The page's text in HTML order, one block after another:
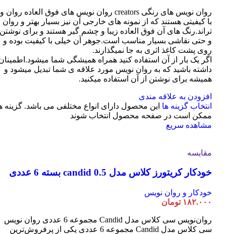
روان نویس های رنگی creators روان نویس های فوق العاده روان و
با کیفیتی هستند که از نمونه های خارجی آن نیز بسیار بهتر و روان
تراند.رنگ های آن فوق العاده زیبا و چشم گیر هستند و برای نوشتن
و حتی نقاشی بسیار مناسب است.جوهر آن خیلی با کیفیت بوده و
روی پشت کاغذ اثری به جا نمیگذارند.
اگر یک بار از آن استفاده کنید همراه همیشگی شما
داشته باشید که به روان نویس مورد علاقه ی شما تبدیل میشود و
همیشه برای نوشتن از آن استفاده میکنید.
افزودن به علاقه مندی
انتخاب گزینه ها این محصول دارای انواع مختلفی می باشد. گزینه
ممکن است در صفحه محصول انتخاب شوند
مشاهده سریع
مقایسه
خودکار کریتورز کلاس مدل candid 0.5 بسته 6 عددی
خودکار و روان نویس
۱۸۲.۰۰۰ تومان
روان‌نویس سی کلاس مدل Candid مجموعه 6 عددی روان نویس
سی کلاس مدل Candid مجموعه 6 عددی یکی از پرفروش‌ترین